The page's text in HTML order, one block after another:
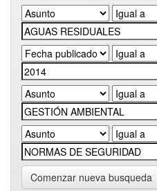
Comenzar nueva busqueda